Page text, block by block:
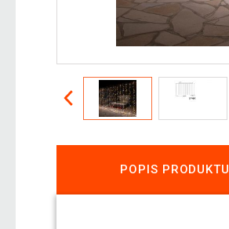
POPIS PRODUKTU